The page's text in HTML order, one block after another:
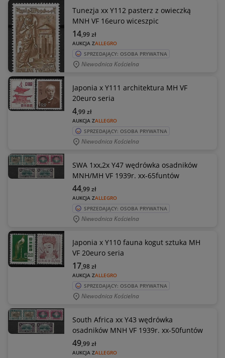
Tunezja xx Y112 pasterz z owieczką
MNH VF 16euro wiceszpic
AUKCJA ZALLEGRO
14,99zł
SPRZEDAJĄCY: OSOBA PRYWATNA
Niewodnica Kościelna
Japonia x Y111 architektura MH VF
20euro seria
AUKCJA ZALLEGRO
4,99zł
SPRZEDAJĄCY: OSOBA PRYWATNA
Niewodnica Kościelna
SWA 1xx,2x Y47 wędrówka osadników
MNH/MH VF 1939r. xx-65funtów
AUKCJA ZALLEGRO
44,99zł
SPRZEDAJĄCY: OSOBA PRYWATNA
Niewodnica Kościelna
Japonia x Y110 fauna kogut sztuka MH
VF 20euro seria
AUKCJA ZALLEGRO
17,98zł
SPRZEDAJĄCY: OSOBA PRYWATNA
Niewodnica Kościelna
South Africa xx Y43 wędrówka
osadników MNH VF 1939r. xx-50funtów
AUKCJA ZALLEGRO
49,99zł